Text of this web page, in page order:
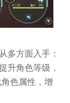
多方面入手：​
升角色等级，
色属性，增